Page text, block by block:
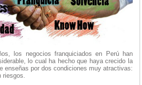
los negocios franquiciados en Perú han
lo cual ha hecho que haya crecido la
enseñas por dos condiciones muy atractivas: